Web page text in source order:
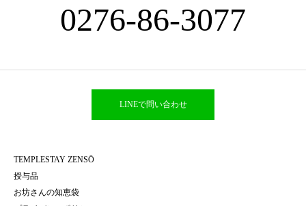
0276-86-3077
LINEで問い合わせ
TEMPLESTAY ZENSŌ
授与品
お坊さんの知恵袋